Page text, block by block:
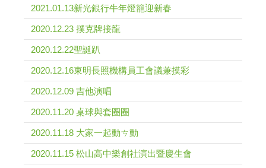
2021.01.13新光銀行牛年燈籠迎新春
2020.12.23 撲克牌接龍
2020.12.22聖誕趴
2020.12.16東明長照機構員工會議兼摸彩
2020.12.09 吉他演唱
2020.11.20 桌球與套圈圈
2020.11.18 大家一起動ㄘ動
2020.11.15 松山高中樂創社演出暨慶生會